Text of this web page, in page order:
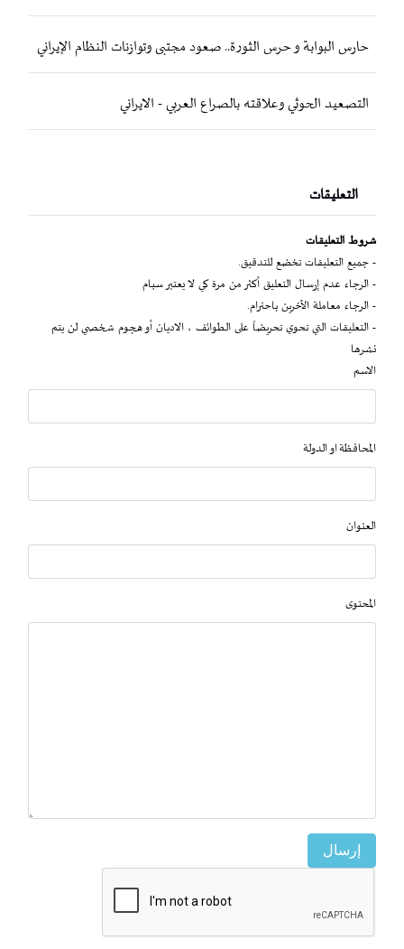
حارس البوابة و حرس الثورة.. صعود مجتبى وتوازنات النظام الإيراني
التصعيد الحوثي وعلاقته بالصراع العربي - الايراني
التعليقات
شروط التعليقات
- جميع التعليقات تخضع للتدقيق.
- الرجاء عدم إرسال التعليق أكثر من مرة كي لا يعتبر سبام
- الرجاء معاملة الآخرين باحترام.
- التعليقات التي تحوي تحريضاً على الطوائف ، الاديان أو هجوم شخصي لن يتم
نشرها
الاسم
المحافظة او الدولة
العنوان
المحتوى
إرسال